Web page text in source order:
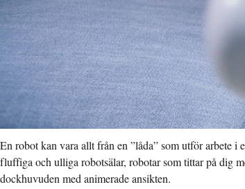
En robot kan vara allt från en ”låda” som utför arbete
fluffiga och ulliga robotsälar, robotar som tittar på dig
dockhuvuden med animerade ansikten.